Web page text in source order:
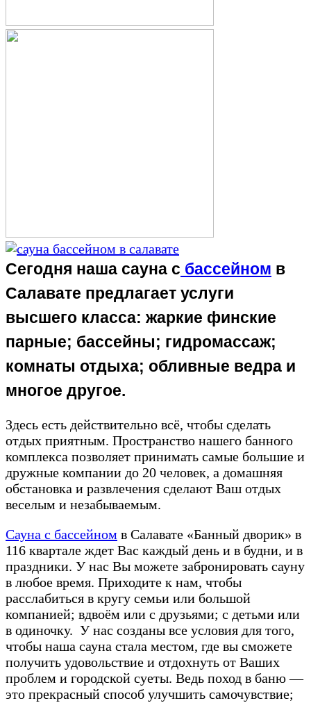
Сегодня наша сауна с бассейном в
Салавате предлагает услуги
высшего класса: жаркие финские
парные; бассейны; гидромассаж;
комнаты отдыха; обливные ведра и
многое другое.
Здесь есть действительно всё, чтобы сделать
отдых приятным. Пространство нашего банного
комплекса позволяет принимать самые большие и
дружные компании до 20 человек, а домашняя
обстановка и развлечения сделают Ваш отдых
веселым и незабываемым.
Сауна с бассейном в Салавате «Банный дворик» в
116 квартале ждет Вас каждый день и в будни, и в
праздники. У нас Вы можете забронировать сауну
в любое время. Приходите к нам, чтобы
расслабиться в кругу семьи или большой
компанией; вдвоём или с друзьями; с детьми или
в одиночку. У нас созданы все условия для того,
чтобы наша сауна стала местом, где вы сможете
получить удовольствие и отдохнуть от Ваших
проблем и городской суеты. Ведь поход в баню —
это прекрасный способ улучшить самочувствие;